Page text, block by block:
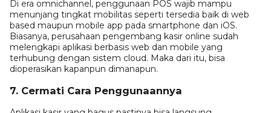
Di era omnichannel, penggunaan POS wajib mampu
menunjang tingkat mobilitas seperti tersedia baik di web
based maupun mobile app pada smartphone dan iOS.
Biasanya, perusahaan pengembang kasir online sudah
melengkapi aplikasi berbasis web dan mobile yang
terhubung dengan sistem cloud. Maka dari itu, bisa
dioperasikan kapanpun dimanapun.
7. Cermati Cara Penggunaannya